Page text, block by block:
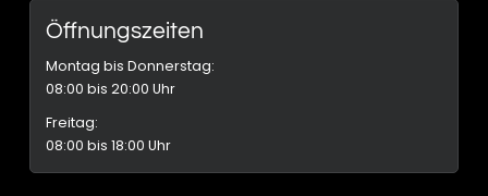
Öffnungszeiten
Montag bis Donnerstag:
08:00 bis 20:00 Uhr
Freitag:
08:00 bis 18:00 Uhr